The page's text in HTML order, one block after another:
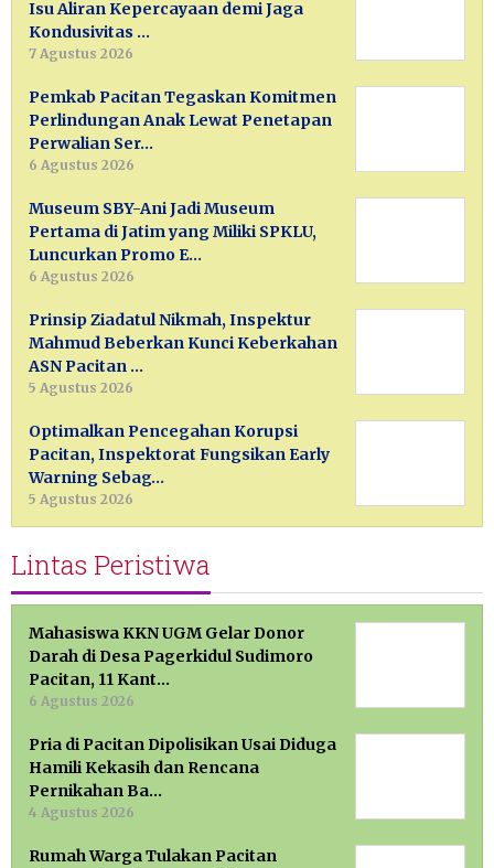
Isu Aliran Kepercayaan demi Jaga
Kondusivitas …
7 Agustus 2026
Pemkab Pacitan Tegaskan Komitmen
Perlindungan Anak Lewat Penetapan
Perwalian Ser…
6 Agustus 2026
Museum SBY-Ani Jadi Museum
Pertama di Jatim yang Miliki SPKLU,
Luncurkan Promo E…
6 Agustus 2026
Prinsip Ziadatul Nikmah, Inspektur
Mahmud Beberkan Kunci Keberkahan
ASN Pacitan …
5 Agustus 2026
Optimalkan Pencegahan Korupsi
Pacitan, Inspektorat Fungsikan Early
Warning Sebag…
5 Agustus 2026
Lintas Peristiwa
Mahasiswa KKN UGM Gelar Donor
Darah di Desa Pagerkidul Sudimoro
Pacitan, 11 Kant…
6 Agustus 2026
Pria di Pacitan Dipolisikan Usai Diduga
Hamili Kekasih dan Rencana
Pernikahan Ba…
4 Agustus 2026
Rumah Warga Tulakan Pacitan